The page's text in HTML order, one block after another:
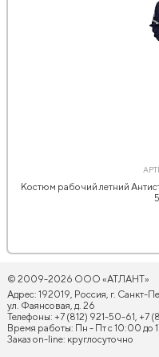
Костюм рабочий летний
© 2009-2026 ООО «АТЛАНТ»
Адрес: 192019, Россия, г. Санкт-
ул. Фаянсовая, д. 26
Телефоны: +7 (812) 921-50-61, +7
Время работы: Пн - Пт с 10:00 до
Заказ on-line: круглосуточно